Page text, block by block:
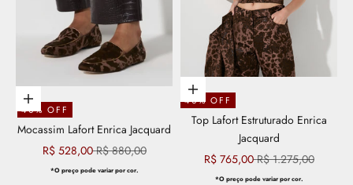
Escolher opções
40% OFF
Mocassim Lafort Enrica Jacquard
Preço promocional
R$ 528,00Preço normal
R$ 880,00
*O preço pode variar por cor.
Escolher opções
40% OFF
Top Lafort Estruturado Enrica
Jacquard
Preço promocional
R$ 765,00Preço normal
R$ 1.275,00
*O preço pode variar por cor.